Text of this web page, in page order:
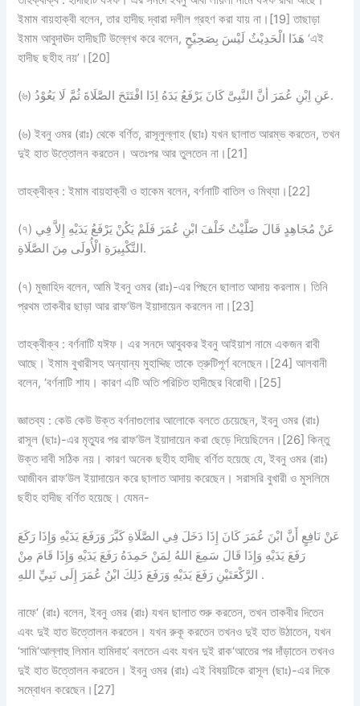
ইমাম বায়হাক্বী বলেন, তার হাদীছ দ্বারা দলীল গ্রহণ করা যায় না।[19] তাছাড়া
ইমাম আবুদাঊদ হাদীছটি উল্লেখ করে বলেন, هَذَا الْحَدِيْثُ لَيْسَ بِصَحِيْحٍ ‘এই
হাদীছ ছহীহ নয়’।[20]
(৬) عَنِ اِبْنِ عُمَرَ أنَّ النَّبِىَّ كَانَ يَرْفَعُ يَدَهُ اِذَا افْتَتَحَ الصَّلَاةَ ثُمَّ لَا يَعُوْدُ.
(৬) ইবনু ওমর (রাঃ) থেকে বর্ণিত, রাসূলুল্লাহ (ছাঃ) যখন ছালাত আরম্ভ করতেন, তখন
দুই হাত উত্তোলন করতেন। অতঃপর আর তুলতেন না।[21]
তাহক্বীক্ব : ইমাম বায়হাক্বী ও হাকেম বলেন, বর্ণনাটি বাতিল ও মিথ্যা।[22]
(৭) عَنْ مُجَاهِدٍ قَالَ صَلَّيْتُ خَلْفَ ابْنِ عُمَرَ فَلَمْ يَكُنْ يَرْفَعُ يَدَيْهِ إِلاَّ فِي
التَّكْبِيرَةِ الْأُولَى مِنَ الصَّلَاةِ.
(৭) মুজাহিদ বলেন, আমি ইবনু ওমর (রাঃ)-এর পিছনে ছালাত আদায় করলাম। তিনি
প্রথম তাকবীর ছাড়া আর রাফ‘উল ইয়াদায়েন করলেন না।[23]
তাহক্বীক্ব : বর্ণনাটি যঈফ। এর সনদে আবুবকর ইবনু আইয়াশ নামে একজন রাবী
আছে। ইমাম বুখারীসহ অন্যান্য মুহাদ্দিছ তাকে ত্রুটিপূর্ণ বলেছেন।[24] আলবানী
বলেন, ‘বর্ণনাটি শায। কারণ এটি অতি পরিচিত হাদীছের বিরোধী।[25]
জ্ঞাতব্য : কেউ কেউ উক্ত বর্ণনাগুলোর আলোকে বলতে চেয়েছেন, ইবনু ওমর (রাঃ)
রাসূল (ছাঃ)-এর মৃত্যুর পর রাফ‘উল ইয়াদায়েন করা ছেড়ে দিয়েছিলেন।[26] কিন্তু
উক্ত দাবী সঠিক নয়। কারণ অনেক ছহীহ হাদীছ বর্ণিত হয়েছে যে, ইবনু ওমর (রাঃ)
আজীবন রাফ‘উল ইয়াদায়েন করে ছালাত আদায় করেছেন। সরাসরি বুখারী ও মুসলিমে
ছহীহ হাদীছ বর্ণিত হয়েছে। যেমন-
عَنْ نَافِعٍ أَنَّ ابْنَ عُمَرَ كَانَ إِذَا دَخَلَ فِي الصَّلَاةِ كَبَّرَ وَرَفَعَ يَدَيْهِ وَإِذَا رَكَعَ
رَفَعَ يَدَيْهِ وَإِذَا قَالَ سَمِعَ اللهُ لِمَنْ حَمِدَهُ رَفَعَ يَدَيْهِ وَإِذَا قَامَ مِنْ
الرَّكْعَتَيْنِ رَفَعَ يَدَيْهِ وَرَفَعَ ذَلِكَ ابْنُ عُمَرَ إِلَى نَبِيِّ اللهِ .
নাফে‘ (রাঃ) বলেন, ইবনু ওমর (রাঃ) যখন ছালাত শুরু করতেন, তখন তাকবীর দিতেন
এবং দুই হাত উত্তোলন করতেন। যখন রুকূ করতেন তখনও দুই হাত উঠাতেন, যখন
‘সামি‘আল্লাহু লিমান হামিদাহ’ বলতেন এবং যখন দুই রাক‘আতের পর দাঁড়াতেন তখনও
দুই হাত উত্তোলন করতেন। ইবনু ওমর (রাঃ) এই বিষয়টিকে রাসূল (ছাঃ)-এর দিকে
সম্বোধন করেছেন।[27]